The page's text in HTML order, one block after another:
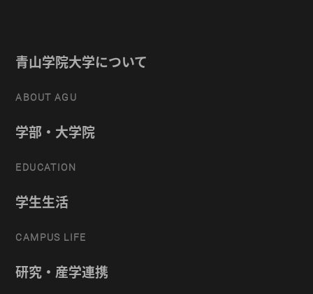
青山学院大学について
ABOUT AGU
学部・大学院
EDUCATION
学生生活
CAMPUS LIFE
研究・産学連携